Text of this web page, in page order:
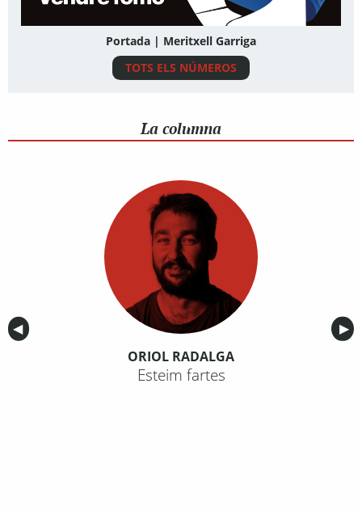
Portada | Meritxell Garriga
TOTS ELS NÚMEROS
La columna
Anterior
◀︎ ▶︎
ORIOL RADALGA
Esteim fartes